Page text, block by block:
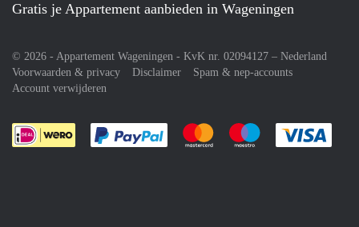
Gratis je Appartement aanbieden in Wageningen
© 2026 - Appartement Wageningen - KvK nr. 02094127 – Nederland
Voorwaarden & privacy
Disclaimer
Spam & nep-accounts
Account verwijderen
Je rekent gemakkelijk af met Paypal
Je rekent gemakkelijk af met
Je rekent